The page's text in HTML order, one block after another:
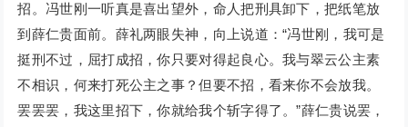
招。冯世刚一听真是喜出望外，命人把刑具卸下，把纸笔放
到薛仁贵面前。薛礼两眼失神，向上说道：“冯世刚，我可是
挺刑不过，屈打成招，你只要对得起良心。我与翠云公主素
不相识，何来打死公主之事？但要不招，看来你不会放我。
罢罢罢，我这里招下，你就给我个斩字得了。”薛仁贵说罢，